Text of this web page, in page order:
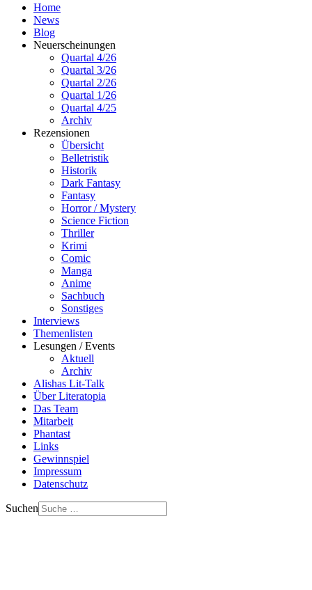
Home
News
Blog
Neuerscheinungen
Quartal 4/26
Quartal 3/26
Quartal 2/26
Quartal 1/26
Quartal 4/25
Archiv
Rezensionen
Übersicht
Belletristik
Historik
Dark Fantasy
Fantasy
Horror / Mystery
Science Fiction
Thriller
Krimi
Comic
Manga
Anime
Sachbuch
Sonstiges
Interviews
Themenlisten
Lesungen / Events
Aktuell
Archiv
Alishas Lit-Talk
Über Literatopia
Das Team
Mitarbeit
Phantast
Links
Gewinnspiel
Impressum
Datenschutz
Suchen